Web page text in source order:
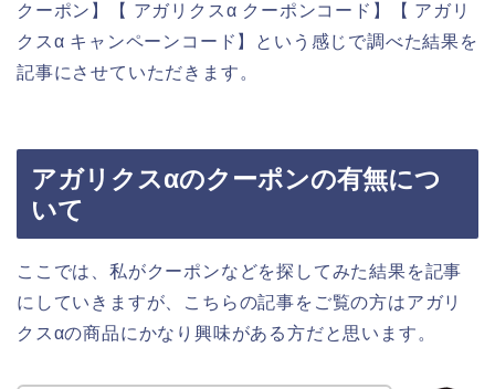
クーポン】【 アガリクスα クーポンコード】【 アガリ
クスα キャンペーンコード】という感じで調べた結果を
記事にさせていただきます。
アガリクスαのクーポンの有無につ
いて
ここでは、私がクーポンなどを探してみた結果を記事
にしていきますが、こちらの記事をご覧の方はアガリ
クスαの商品にかなり興味がある方だと思います。